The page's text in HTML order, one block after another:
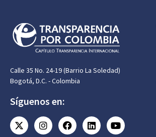
Calle 35 No. 24-19 (Barrio La Soledad)
Bogotá, D.C. - Colombia
Síguenos en: